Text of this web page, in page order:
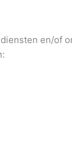
en/of